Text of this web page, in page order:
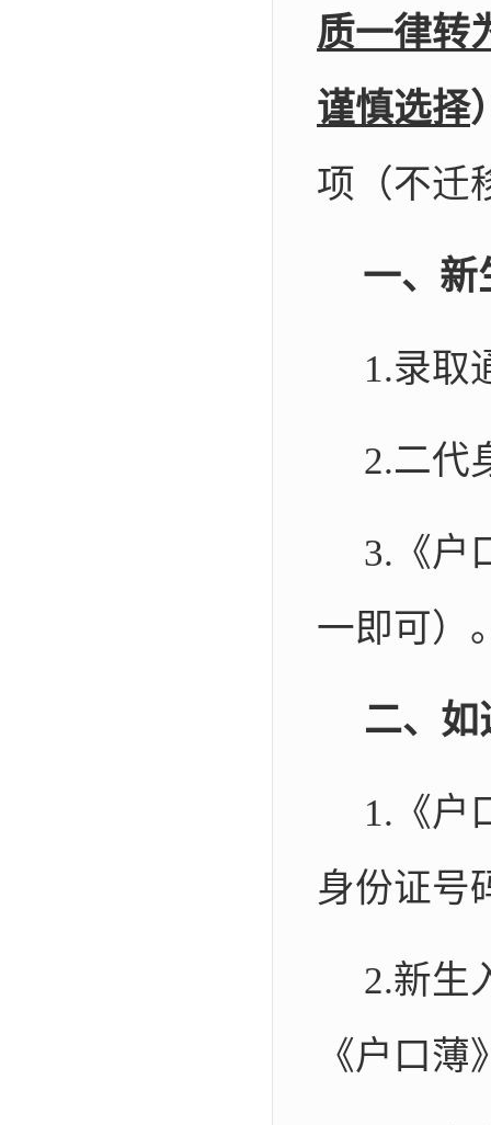
质一律转
谨慎选择
项（不迁
一、新
1.录取
2.二代
3. 《
一即可）
二、
1. 《
身份证号
2.新生
《户口